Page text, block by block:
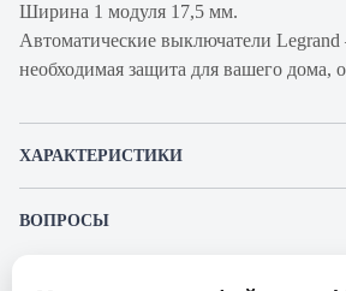
Ширина 1 модуля 17,5 мм.
Автоматические выключатели
необходимая защита для вашего дома,
ХАРАКТЕРИСТИКИ
ВОПРОСЫ